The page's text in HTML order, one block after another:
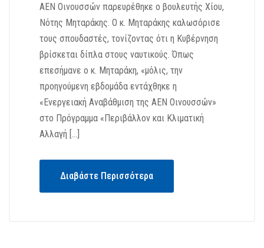
ΑΕΝ Οινουσσών παρευρέθηκε ο βουλευτής Χίου,
Νότης Μηταράκης. Ο κ. Μηταράκης καλωσόρισε
τους σπουδαστές, τονίζοντας ότι η Κυβέρνηση
βρίσκεται δίπλα στους ναυτικούς. Όπως
επεσήμανε ο κ. Μηταράκη, «μόλις, την
προηγούμενη εβδομάδα εντάχθηκε η
«Ενεργειακή Αναβάθμιση της ΑΕΝ Οινουσσών»
στο Πρόγραμμα «Περιβάλλον και Κλιματική
Αλλαγή […]
Διαβάστε Περισσότερα